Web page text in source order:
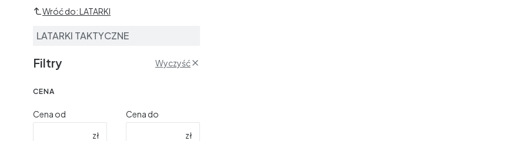
Wróć do: LATARKI
LATARKI TAKTYCZNE
Filtry Wyczyść
CENA
Cena od
zł
Cena do
zł